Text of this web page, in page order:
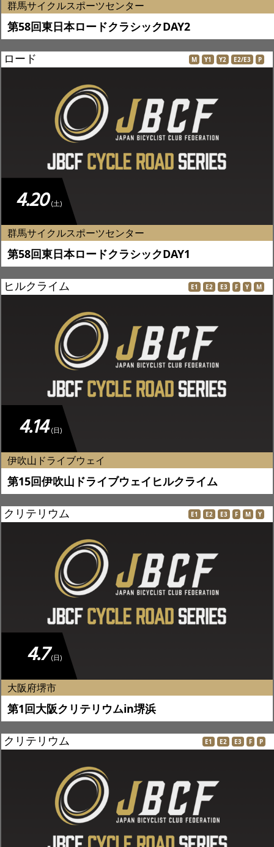
群馬サイクルスポーツセンター
第58回東日本ロードクラシックDAY2
ロード M Y1 Y2 E2/E3 P
4.20 (土)
群馬サイクルスポーツセンター
第58回東日本ロードクラシックDAY1
ヒルクライム E1 E2 E3 F Y M
4.14 (日)
伊吹山ドライブウェイ
第15回伊吹山ドライブウェイヒルクライム
クリテリウム E1 E2 E3 F M Y
4.7 (日)
大阪府堺市
第1回大阪クリテリウムin堺浜
クリテリウム E1 E2 E3 F P